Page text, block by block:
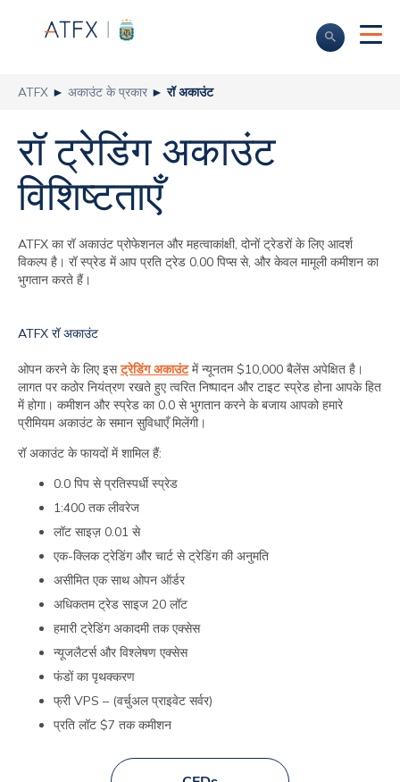
ATFX ► अकाउंट के प्रकार ►रॉ अकाउंट
रॉ ट्रेडिंग अकाउंट
विशिष्टताएँ
ATFX का रॉ अकाउंट प्रोफेशनल और महत्वाकांक्षी, दोनों ट्रेडरों के लिए आदर्श
विकल्प है। रॉ स्प्रेड में आप प्रति ट्रेड 0.00 पिप्स से, और केवल मामूली कमीशन का
भुगतान करते हैं।
ATFX रॉ अकाउंट
ओपन करने के लिए इसट्रेडिंग अकाउंटमें न्यूनतम $10,000 बैलेंस अपेक्षित है।
लागत पर कठोर नियंत्रण रखते हुए त्वरित निष्पादन और टाइट स्प्रेड होना आपके हित
में होगा। कमीशन और स्प्रेड का 0.0 से भुगतान करने के बजाय आपको हमारे
प्रीमियम अकाउंट के समान सुविधाएँ मिलेंगी।
रॉ अकाउंट के फायदों में शामिल हैं:
0.0 पिप से प्रतिस्पर्धी स्प्रेड
1:400 तक लीवरेज
लॉट साइज़ 0.01 से
एक-क्लिक ट्रेडिंग और चार्ट से ट्रेडिंग की अनुमति
असीमित एक साथ ओपन ऑर्डर
अधिकतम ट्रेड साइज 20 लॉट
हमारी ट्रेडिंग अकादमी तक एक्‍सेस
न्‍यूजलैटर्स और विश्लेषण एक्‍सेस
फंडों का पृथक्करण
फ्री VPS – (वर्चुअल प्राइवेट सर्वर)
प्रति लॉट $7 तक कमीशन